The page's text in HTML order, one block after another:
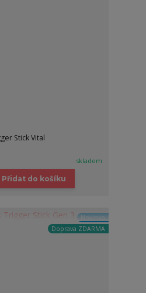
Stick Vital
skladem
Přidat do košíku
Novinka
Doprava ZDARMA